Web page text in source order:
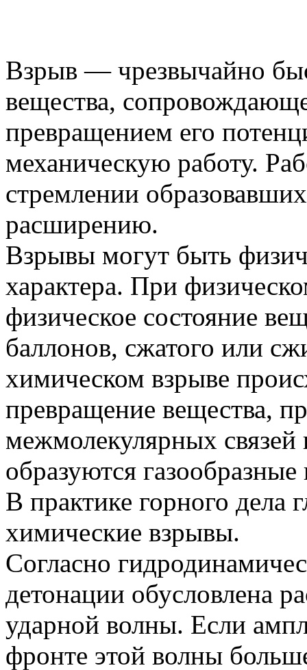
Взрыв — чрезвычайно
вещества,
превращением его
механическую работу.
стремлении
расширению.
Взрывы могут быть
характера. При
физическое состояние
баллонов, сжатого или
химическом взрыве
превращение вещества,
межмолекулярных связей
образуются
В практике горного дела
химические взрывы.
Согласно
детонации обусловлена
ударной волны. Если
фронте этой волны